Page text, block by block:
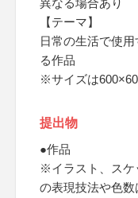
異なる場合あり
【テーマ】
日常の生活で使
る作品
※サイズは
提出物
●作品
※イラスト、スケ
の表現技法や色数